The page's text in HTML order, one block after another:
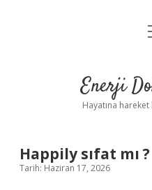
Enerji
Hayatına
Happily sıfat mı ?
Tarih: Haziran 17, 2026